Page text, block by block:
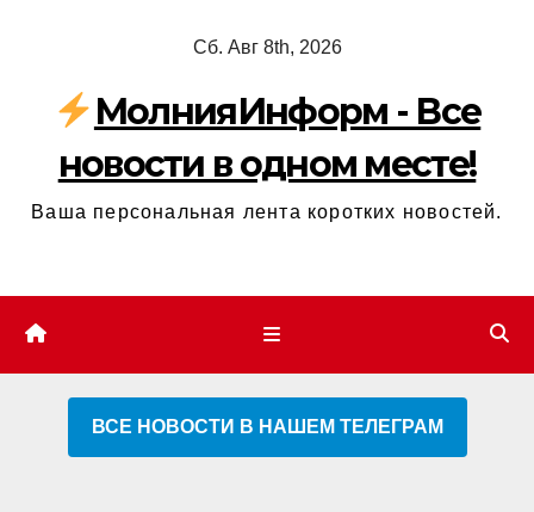
содержимому
Сб. Авг 8th, 2026
МолнияИнформ - Все
новости в одном месте!
Ваша персональная лента коротких новостей.
ВСЕ НОВОСТИ В НАШЕМ ТЕЛЕГРАМ